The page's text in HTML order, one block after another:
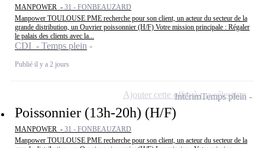
MANPOWER - 31 - FONBEAUZARD
Manpower TOULOUSE PME recherche pour son client, un acteur du secteur de la
grande distribution, un Ouvrier poissonnier (H/F) Votre mission principale : Régaler
le palais des clients avec la...
CDI - Temps plein
Publié il y a 2 jours
Poissonnier (13h-20h) (H/F)
MANPOWER - 31 - FONBEAUZARD
Manpower TOULOUSE PME recherche pour son client, un acteur du secteur de la
IntérimTemps plein
Ajouter cette offre à ma sélection